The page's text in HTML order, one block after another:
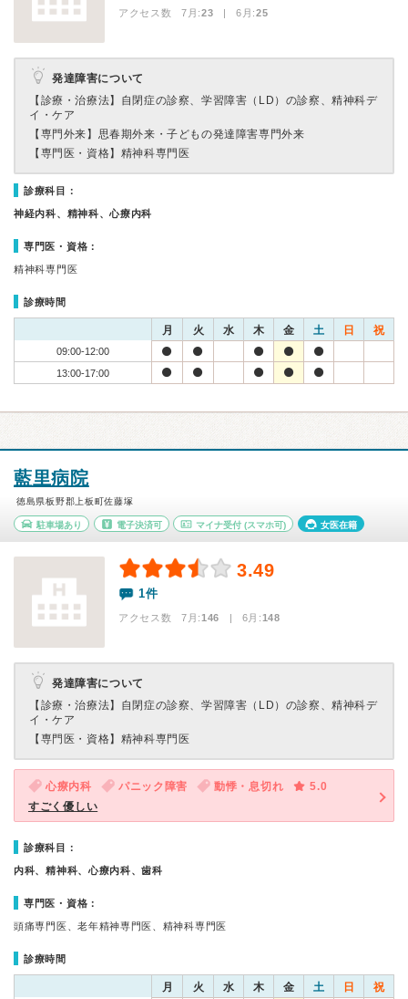
アクセス数 7月:23 | 6月:25
発達障害について
【診療・治療法】 自閉症の診察、学習障害（LD）の診察、精神科デ
イ・ケア
【専門外来】 思春期外来・子どもの発達障害専門外来
【専門医・資格】 精神科専門医
診療科目：
神経内科、精神科、心療内科
専門医・資格：
精神科専門医
診療時間
月 火 水 木 金 土 日 祝
09:00-12:00
13:00-17:00
藍里病院
徳島県板野郡上板町佐藤塚
駐車場あり 電子決済可 マイナ受付 (スマホ可) 女医在籍
3.49
1件
アクセス数 7月:146 | 6月:148
発達障害について
【診療・治療法】 自閉症の診察、学習障害（LD）の診察、精神科デ
イ・ケア
【専門医・資格】 精神科専門医
心療内科 パニック障害 動悸・息切れ
5.0
すごく優しい
診療科目：
内科、精神科、心療内科、歯科
専門医・資格：
頭痛専門医、老年精神専門医、精神科専門医
診療時間
月 火 水 木 金 土 日 祝